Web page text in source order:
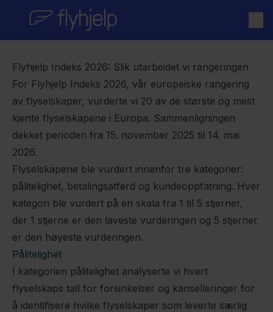
Skip to content
Flyhjelp Indeks 2026: Slik utarbeidet vi rangeringen
For Flyhjelp Indeks 2026, vår europeiske rangering
av flyselskaper, vurderte vi 20 av de største og mest
kjente flyselskapene i Europa. Sammenligningen
dekket perioden fra 15. november 2025 til 14. mai
2026.
Flyselskapene ble vurdert innenfor tre kategorier:
pålitelighet, betalingsatferd og kundeoppfatning. Hver
kategori ble vurdert på en skala fra 1 til 5 stjerner,
der 1 stjerne er den laveste vurderingen og 5 stjerner
er den høyeste vurderingen.
Pålitelighet
I kategorien pålitelighet analyserte vi hvert
flyselskaps tall for forsinkelser og kanselleringer for
å identifisere hvilke flyselskaper som leverte særlig